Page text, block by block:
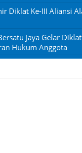
Diklat Ke-III Aliansi
Jaya Gelar
Hukum Anggota